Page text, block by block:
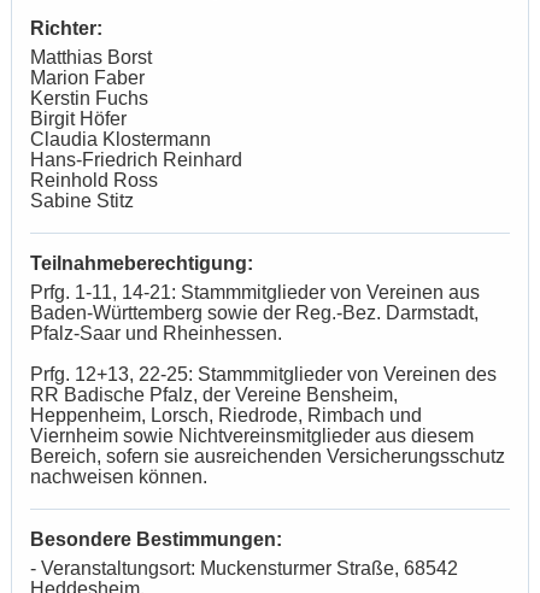
Richter:
Matthias Borst
Marion Faber
Kerstin Fuchs
Birgit Höfer
Claudia Klostermann
Hans-Friedrich Reinhard
Reinhold Ross
Sabine Stitz
Teilnahmeberechtigung:
Prfg. 1-11, 14-21: Stammmitglieder von Vereinen aus
Baden-Württemberg sowie der Reg.-Bez. Darmstadt,
Pfalz-Saar und Rheinhessen.
Prfg. 12+13, 22-25: Stammmitglieder von Vereinen des
RR Badische Pfalz, der Vereine Bensheim,
Heppenheim, Lorsch, Riedrode, Rimbach und
Viernheim sowie Nichtvereinsmitglieder aus diesem
Bereich, sofern sie ausreichenden Versicherungsschutz
nachweisen können.
Besondere Bestimmungen:
- Veranstaltungsort: Muckensturmer Straße, 68542
Heddesheim.